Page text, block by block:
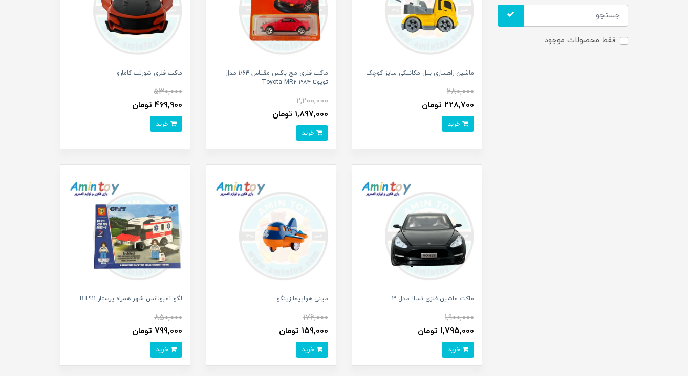
فقط محصولات موجود
ماشین راهسازی بیل مکانیکی سایز کوچک
280,000
228,700 تومان
ماکت فلزی مچ باکس مقیاس ۱/۶۴ مدل
تویوتا ۱۹۸۴ Toyota MR2
2,200,000
1,897,000 تومان
خرید
ماکت فلزی شورلت کامارو
530,000
469,900 تومان
خرید
ماکت ماشین فلزی تسلا مدل 3
1,900,000
1,795,000 تومان
مینی هواپیما زینگو
176,000
159,000 تومان
خرید
لگو آمبولانس شهر همراه پرستار BT911
850,000
799,000 تومان
خرید